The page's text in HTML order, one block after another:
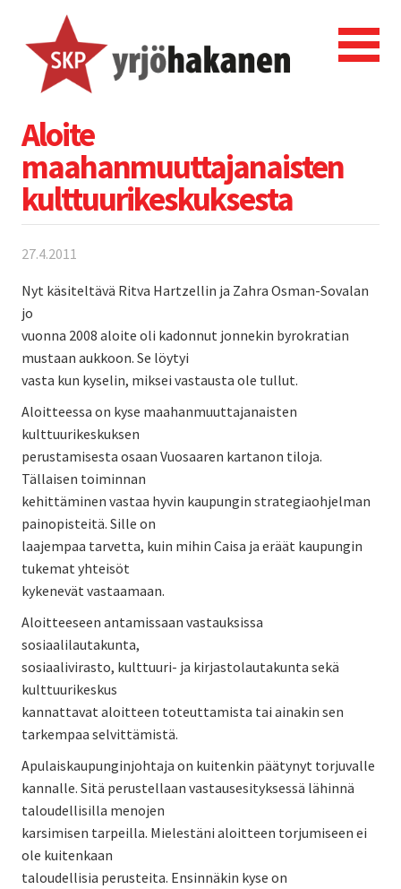
Aloite
maahanmuuttajanaisten
kulttuurikeskuksesta
27.4.2011
Nyt käsiteltävä Ritva Hartzellin ja Zahra Osman-Sovalan
jo
vuonna 2008 aloite oli kadonnut jonnekin byrokratian
mustaan aukkoon. Se löytyi
vasta kun kyselin, miksei vastausta ole tullut.
Aloitteessa on kyse maahanmuuttajanaisten
kulttuurikeskuksen
perustamisesta osaan Vuosaaren kartanon tiloja.
Tällaisen toiminnan
kehittäminen vastaa hyvin kaupungin strategiaohjelman
painopisteitä. Sille on
laajempaa tarvetta, kuin mihin Caisa ja eräät kaupungin
tukemat yhteisöt
kykenevät vastaamaan.
Aloitteeseen antamissaan vastauksissa
sosiaalilautakunta,
sosiaalivirasto, kulttuuri- ja kirjastolautakunta sekä
kulttuurikeskus
kannattavat aloitteen toteuttamista tai ainakin sen
tarkempaa selvittämistä.
Apulaiskaupunginjohtaja on kuitenkin päätynyt torjuvalle
kannalle. Sitä perustellaan vastausesityksessä lähinnä
taloudellisilla menojen
karsimisen tarpeilla. Mielestäni aloitteen torjumiseen ei
ole kuitenkaan
taloudellisia perusteita. Ensinnäkin kyse on